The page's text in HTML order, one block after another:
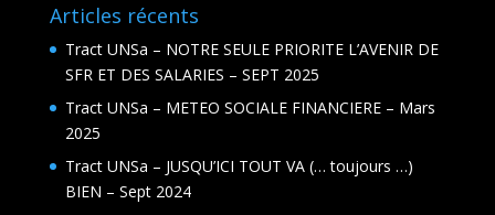
Articles récents
Tract UNSa – NOTRE SEULE PRIORITE L’AVENIR DE
SFR ET DES SALARIES – SEPT 2025
Tract UNSa – METEO SOCIALE FINANCIERE – Mars
2025
Tract UNSa – JUSQU’ICI TOUT VA (… toujours …)
BIEN – Sept 2024